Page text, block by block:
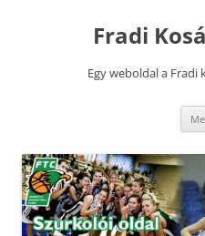
Fradi
Egy weboldal a